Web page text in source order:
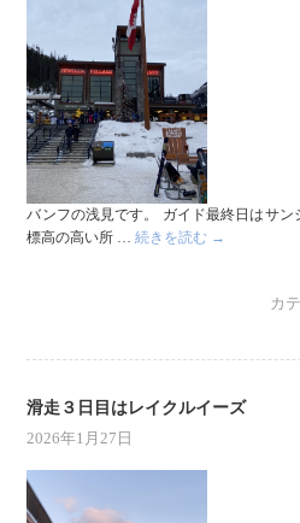
バンフの浅見です。 ガイド最終日はサ
標高の高い所 …続きを読む →
カ
滑走３日目はレイクルイーズ
2026年1月27日